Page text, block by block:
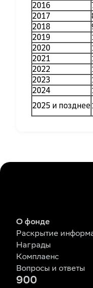
2016
2017
2018
2019
2020
2021
2022
2023
2024
2025 и позднее
О фонде
Раскрытие
Награды
Комплаенс
Вопросы и ответы
900